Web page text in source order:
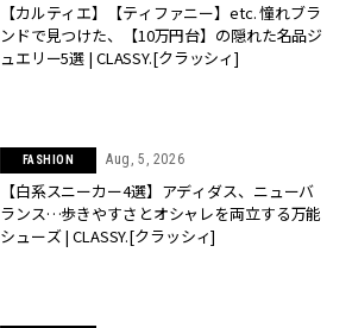
【カルティエ】【ティファニー】etc. 憧れブラ
ンドで見つけた、【10万円台】の隠れた名品ジ
ュエリー5選 | CLASSY.[クラッシィ]
FASHION Aug, 5, 2026
【白系スニーカー4選】アディダス、ニューバ
ランス…歩きやすさとオシャレを両立する万能
シューズ | CLASSY.[クラッシィ]